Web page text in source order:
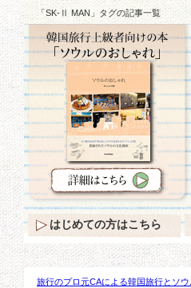
「SK-Ⅱ MAN」タグの記事一覧
旅行のプロ元CAによる韓国旅行とソ
はじめての方はこちら